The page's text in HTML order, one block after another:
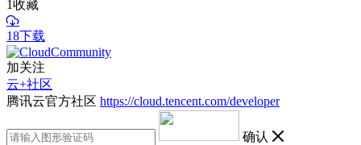
1收藏
18下载
加关注
云+社区
腾讯云官方社区 https://cloud.tencent.com/developer
确认